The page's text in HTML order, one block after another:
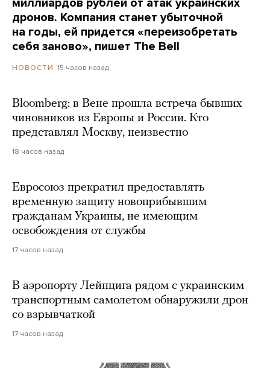
миллиардов рублей от атак украинских
дронов. Компания станет убыточной
на годы, ей придется «переизобретать
себя заново», пишет The Bell
НОВОСТИ 15 часов назад
Bloomberg: в Вене прошла встреча бывших
чиновников из Европы и России. Кто
представлял Москву, неизвестно
18 часов назад
Евросоюз прекратил предоставлять
временную защиту новоприбывшим
гражданам Украины, не имеющим
освобождения от службы
17 часов назад
В аэропорту Лейпцига рядом с украинским
транспортным самолетом обнаружили дрон
со взрывчаткой
17 часов назад